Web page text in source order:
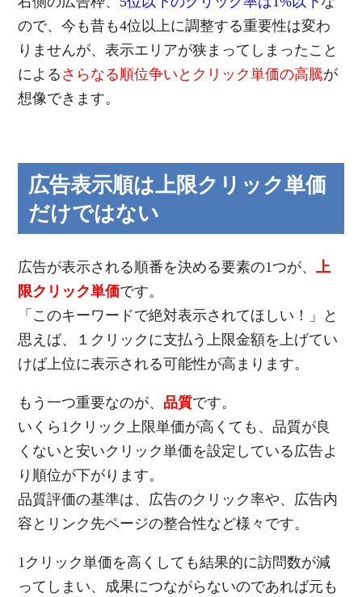
ので、今も昔も4位以上に調整する重要性は変わ
りませんが、表示エリアが狭まってしまったこと
による さらなる順位争いとクリック単価の高騰が
想像できます。
広告表示順は上限クリック単価
だけではない
広告が表示される順番を決める要素の1つが、上
限クリック単価です。
「このキーワードで絶対表示されてほしい！」と
思えば、１クリックに支払う上限金額を上げてい
けば上位に表示される可能性が高まります。
もう一つ重要なのが、 品質です。
いくら1クリック上限単価が高くても、品質が良
くないと安いクリック単価を設定している広告よ
り順位が下がります。
品質評価の基準は、広告のクリック率や、広告内
容とリンク先ページの整合性など様々です。
1クリック単価を高くしても結果的に訪問数が減
ってしまい、成果につながらないのであれば元も